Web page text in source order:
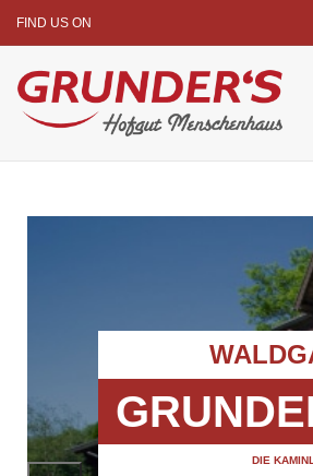
FIND US ON
DIE